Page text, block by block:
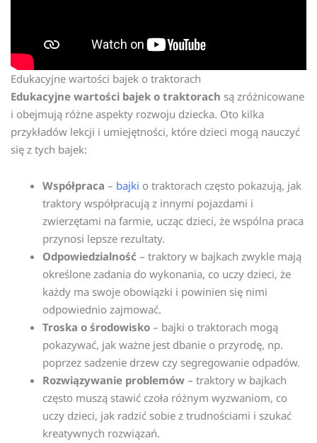
Edukacyjne wartości bajek o traktorach
Edukacyjne wartości bajek o traktorach są zróżnicowane
i obejmują różne aspekty rozwoju dziecka. Oto kilka
przykładów lekcji i umiejętności, które dzieci mogą nauczyć
się z tych bajek:
Współpraca – bajki o traktorach często pokazują, jak
traktory współpracują z innymi pojazdami i
zwierzętami na farmie, ucząc dzieci, że wspólna praca
przynosi lepsze rezultaty.
Odpowiedzialność – traktory w bajkach zwykle mają
określone zadania do wykonania, co uczy dzieci, że
każdy ma swoje obowiązki i powinien się nimi
odpowiednio zajmować.
Troska o środowisko – bajki o traktorach mogą
pokazywać, jak ważne jest dbanie o przyrodę, np.
poprzez sadzenie drzew czy segregowanie odpadów.
Rozwiązywanie problemów – traktory w bajkach
często muszą stawić czoła różnym wyzwaniom, co
uczy dzieci, jak radzić sobie z trudnościami i szukać
kreatywnych rozwiązań.